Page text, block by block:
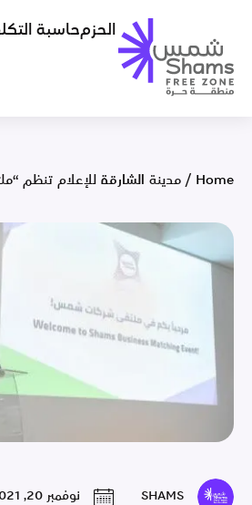
الحزمحاسبة
Home
/ مدينة الشارقة للإعلام
SHAMS نوفمبر 20, 2021